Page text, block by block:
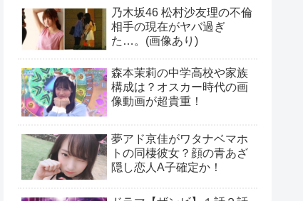
乃木坂46 松村沙友理の不倫
相手の現在がヤバ過ぎ
た…。(画像あり)
森本茉莉の中学高校や家族
構成は？オスカー時代の画
像動画が超貴重！
夢アド京佳がワタナベマホ
トの同棲彼女？顔の青あざ
隠し恋人A子確定か！